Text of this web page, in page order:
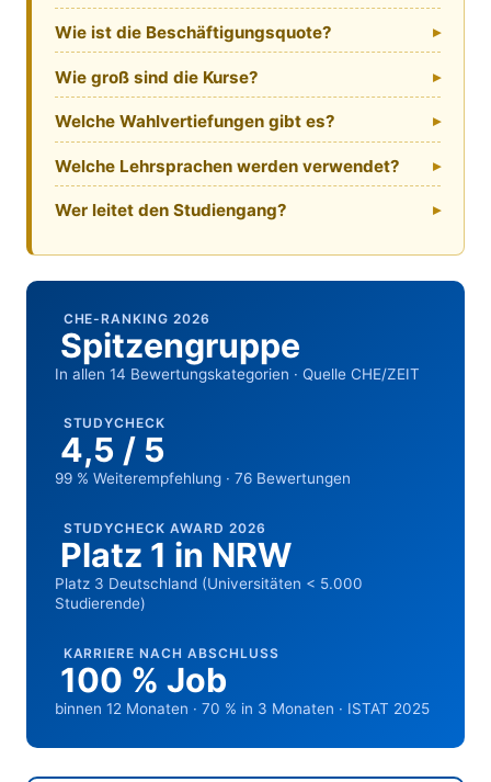
Wie ist die Beschäftigungsquote?
Wie groß sind die Kurse?
Welche Wahlvertiefungen gibt es?
Welche Lehrsprachen werden verwendet?
Wer leitet den Studiengang?
CHE-RANKING 2026
Spitzengruppe
In allen 14 Bewertungskategorien · Quelle CHE/ZEIT
STUDYCHECK
4,5 / 5
99 % Weiterempfehlung · 76 Bewertungen
STUDYCHECK AWARD 2026
Platz 1 in NRW
Platz 3 Deutschland (Universitäten < 5.000
Studierende)
KARRIERE NACH ABSCHLUSS
100 % Job
binnen 12 Monaten · 70 % in 3 Monaten · ISTAT 2025